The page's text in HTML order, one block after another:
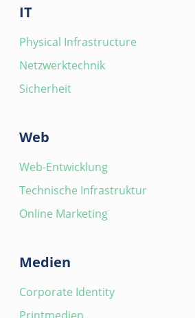
IT
Physical Infrastructure
Netzwerktechnik
Sicherheit
Web
Web-Entwicklung
Technische Infrastruktur
Online Marketing
Medien
Corporate Identity